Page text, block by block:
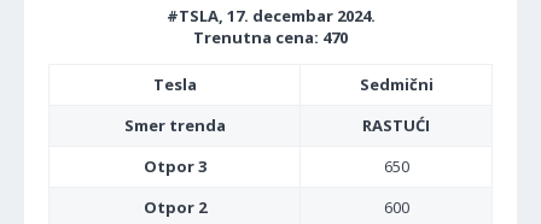
#TSLA, 17. decembar 2024.
Trenutna cena: 470
Tesla
Sedmični
Smer trenda
RASTUĆI
Otpor 3
650
Otpor 2
600